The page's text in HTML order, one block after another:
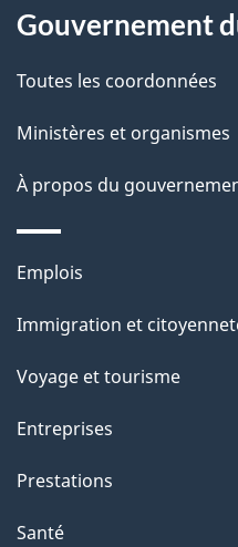
p
a
g
e
o
a
t
i
n
s
u
c
e
t
e
Gouvernement
Toutes les coordonnées
Ministères et organismes
À propos du
Thèmes
sujets
Emplois
Immigration et
Voyage et tourisme
Entreprises
Prestations
Santé